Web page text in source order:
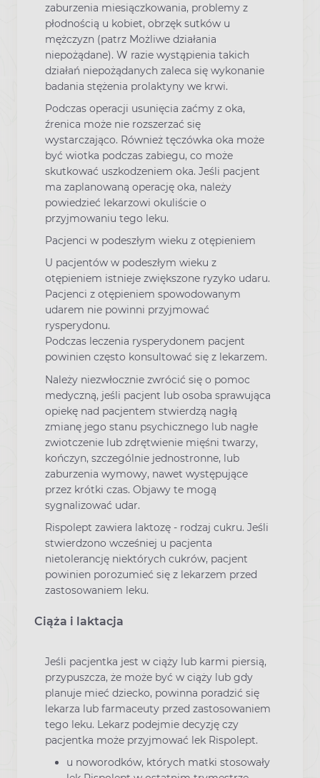
zaburzenia miesiączkowania, problemy z
płodnością u kobiet, obrzęk sutków u
mężczyzn (patrz Możliwe działania
niepożądane). W razie wystąpienia takich
działań niepożądanych zaleca się wykonanie
badania stężenia prolaktyny we krwi.
Podczas operacji usunięcia zaćmy z oka,
źrenica może nie rozszerzać się
wystarczająco. Również tęczówka oka może
być wiotka podczas zabiegu, co może
skutkować uszkodzeniem oka. Jeśli pacjent
ma zaplanowaną operację oka, należy
powiedzieć lekarzowi okuliście o
przyjmowaniu tego leku.
Pacjenci w podeszłym wieku z otępieniem
U pacjentów w podeszłym wieku z
otępieniem istnieje zwiększone ryzyko udaru.
Pacjenci z otępieniem spowodowanym
udarem nie powinni przyjmować
rysperydonu.
Podczas leczenia rysperydonem pacjent
powinien często konsultować się z lekarzem.
Należy niezwłocznie zwrócić się o pomoc
medyczną, jeśli pacjent lub osoba sprawująca
opiekę nad pacjentem stwierdzą nagłą
zmianę jego stanu psychicznego lub nagłe
zwiotczenie lub zdrętwienie mięśni twarzy,
kończyn, szczególnie jednostronne, lub
zaburzenia wymowy, nawet występujące
przez krótki czas. Objawy te mogą
sygnalizować udar.
Rispolept zawiera laktozę - rodzaj cukru. Jeśli
stwierdzono wcześniej u pacjenta
nietolerancję niektórych cukrów, pacjent
powinien porozumieć się z lekarzem przed
zastosowaniem leku.
Ciąża i laktacja
Jeśli pacjentka jest w ciąży lub karmi piersią,
przypuszcza, że może być w ciąży lub gdy
planuje mieć dziecko, powinna poradzić się
lekarza lub farmaceuty przed zastosowaniem
tego leku. Lekarz podejmie decyzję czy
pacjentka może przyjmować lek Rispolept.
u noworodków, których matki stosowały